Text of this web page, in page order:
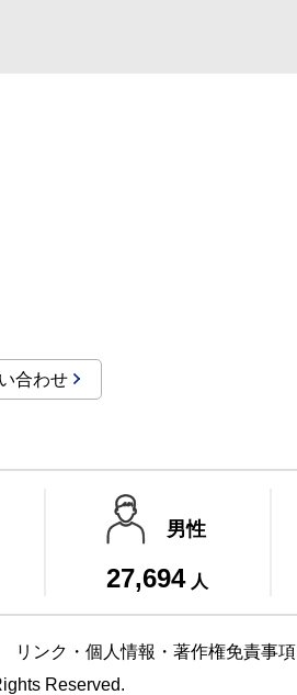
合わせ
男性
27,694 人
リンク・個人情報・著作権免責事項
Reserved.